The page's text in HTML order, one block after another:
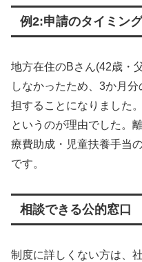
例2:申請のタイミン
地方在住のBさん(42歳・
しなかったため、3か月
担することになりました
というのが理由でした。
療費助成・児童扶養手当
です。
相談できる公的窓口
制度に詳しくない方は、